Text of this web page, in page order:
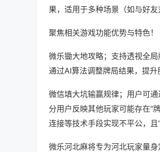
果，适用于多种场景（如与好
聚焦相关游戏功能优势与特色！
微乐锄大地攻略；支持透视全
通过AI算法调整牌局结果，提升
微信填大坑输赢规律；用户可通
分用户反映其他玩家可能存在“
连接等技术手段实现不平公，且“
微乐河北麻将专为河北玩家量